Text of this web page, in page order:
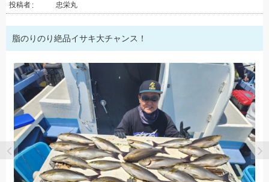
投稿者 忠栄丸
脂のりのり絶品イサキ大チャンス！